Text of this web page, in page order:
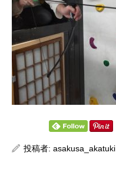
投稿者: asakusa_akatuki